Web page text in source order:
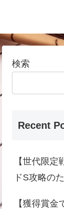
検索
Recent
【世代限
ドS攻略の
【獲得賞